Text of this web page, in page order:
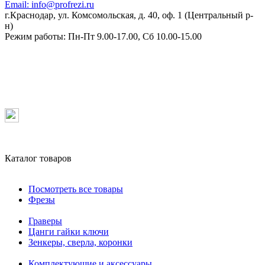
Email: info@profrezi.ru
г.Краснодар, ул. Комсомольская, д. 40, оф. 1 (Центральный р-
н)
Режим работы: Пн-Пт 9.00-17.00, Сб 10.00-15.00
Каталог товаров
Посмотреть все товары
Фрезы
Граверы
Цанги гайки ключи
Зенкеры, сверла, коронки